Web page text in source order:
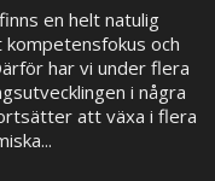
en helt natulig
och
har vi under flera
i några
att växa i flera